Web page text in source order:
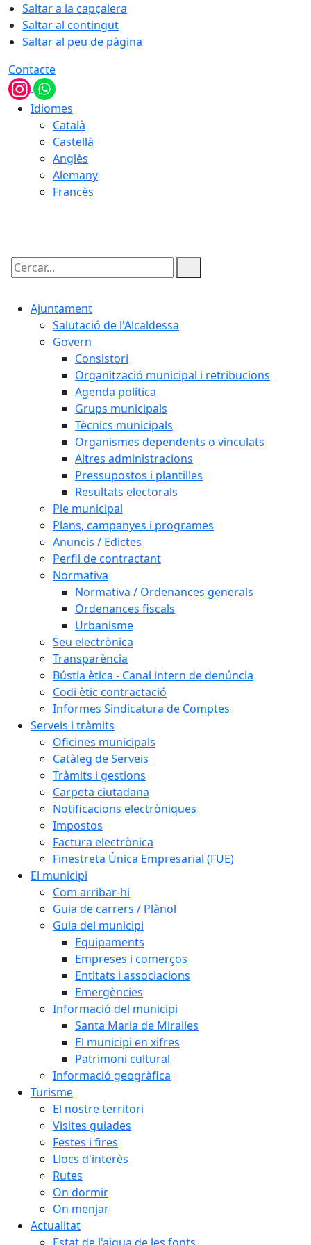
Saltar a la capçalera
Saltar al contingut
Saltar al peu de pàgina
Contacte
Idiomes
Català
Castellà
Anglès
Alemany
Francès
Cercar:
Ajuntament
Salutació de l'Alcaldessa
Govern
Consistori
Organització municipal i retribucions
Agenda política
Grups municipals
Tècnics municipals
Organismes dependents o vinculats
Altres administracions
Pressupostos i plantilles
Resultats electorals
Ple municipal
Plans, campanyes i programes
Anuncis / Edictes
Perfil de contractant
Normativa
Normativa / Ordenances generals
Ordenances fiscals
Urbanisme
Seu electrònica
Transparència
Bústia ètica - Canal intern de denúncia
Codi ètic contractació
Informes Sindicatura de Comptes
Serveis i tràmits
Oficines municipals
Catàleg de Serveis
Tràmits i gestions
Carpeta ciutadana
Notificacions electròniques
Impostos
Factura electrònica
Finestreta Única Empresarial (FUE)
El municipi
Com arribar-hi
Guia de carrers / Plànol
Guia del municipi
Equipaments
Empreses i comerços
Entitats i associacions
Emergències
Informació del municipi
Santa Maria de Miralles
El municipi en xifres
Patrimoni cultural
Informació geogràfica
Turisme
El nostre territori
Visites guiades
Festes i fires
Llocs d'interès
Rutes
On dormir
On menjar
Actualitat